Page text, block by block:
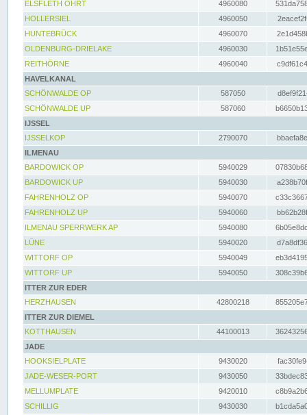
ELSFLETH OHRT
4960080
HOLLERSIEL
4960050
HUNTEBRÜCK
4960070
OLDENBURG-DRIELAKE
4960030
REITHÖRNE
4960040
HAVELKANAL
SCHÖNWALDE OP
587050
SCHÖNWALDE UP
587060
IJSSEL
IJSSELKOP
2790070
ILMENAU
BARDOWICK OP
5940029
BARDOWICK UP
5940030
FAHRENHOLZ OP
5940070
FAHRENHOLZ UP
5940060
ILMENAU SPERRWERK AP
5940080
LÜNE
5940020
WITTORF OP
5940049
WITTORF UP
5940050
ITTER ZUR EDER
HERZHAUSEN
42800218
ITTER ZUR DIEMEL
KOTTHAUSEN
44100013
JADE
HOOKSIELPLATE
9430020
JADE-WESER-PORT
9430050
MELLUMPLATE
9420010
SCHILLIG
9430030